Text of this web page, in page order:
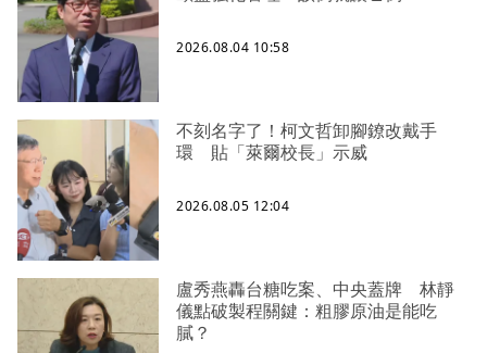
2026.08.04 10:58
不刻名字了！柯文哲卸腳鐐改戴手
環 貼「萊爾校長」示威
2026.08.05 12:04
盧秀燕轟台糖吃案、中央蓋牌 林靜
儀點破製程關鍵：粗膠原油是能吃
膩？